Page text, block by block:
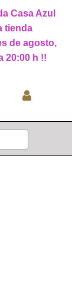
Casa Azul
tienda
de agosto,
20:00 h !!